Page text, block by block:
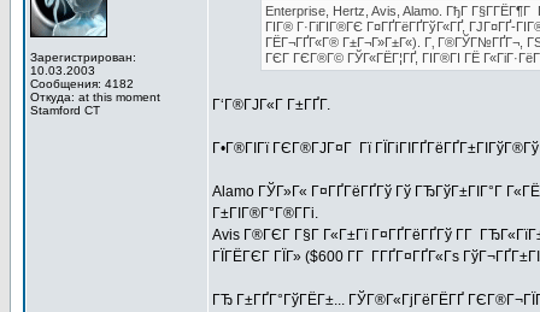
Зарегистрирован:
10.03.2003
Сообщения: 4182
Откуда: at this moment
Stamford CT
Enterprise, Hertz, Avis, Alamo. ГђГ Г§Г­ГЁГ¶Г
ГІГ® Г·ГіГІГ®ГЄ Г¤ГҐГёГҐГўГ«ГҐ, ГЈГ¤ГҐ-
ГЁГ¬ГҐГ«Г® Г±Г¬Г»Г±Г«). Г‚ Г®ГЎГ№ГҐГ¬,
ГЄГ ГЄГ®Г© ГЎГ«ГЁГ¦ГҐ, ГІГ®ГІ ГЁ
Г‘Г®ГЈГ«Г Г±ГҐГ­.
Г•Г®ГІГї ГЄГ®ГЈГ¤Г Гї
Alamo ГЎГ»Г« Г¤ГҐГёГҐГў Гў ГЂГўГ±ГІГ°Г
Г±ГІГ®Г°Г®Г­Гі.
Avis Г®ГЄГ Г§Г Г«Г±Гї Г¤ГҐГёГҐГў Г­Г
ГЇГЁГЄГ ГЇГ» ($600 Г­Г Г­ГҐГ¤ГҐГ«Гѕ
ГЂ Г±ГҐГ°ГўГЁГ±... ГЎГ®Г«ГјГёГЁГҐ